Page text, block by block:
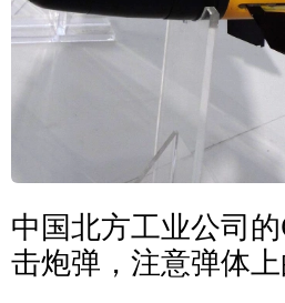
中国北方工业公司
击炮弹，注意弹体